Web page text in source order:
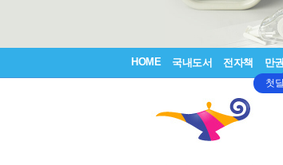
HOME 국내도서 전자책 만
첫